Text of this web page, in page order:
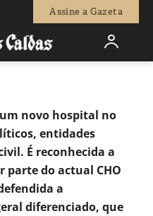
Assine a Gazeta
1474 0
novo hospital no
entidades
É reconhecida a
parte do actual CHO
a
diferenciado, que